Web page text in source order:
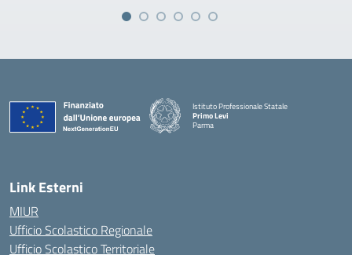
Istituto Professionale Statale
Primo Levi
Parma
Link Esterni
MIUR
Ufficio Scolastico Regionale
Ufficio Scolastico Territoriale